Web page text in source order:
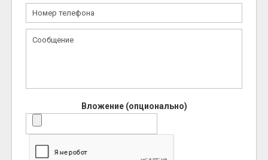
Вложение (опционально)